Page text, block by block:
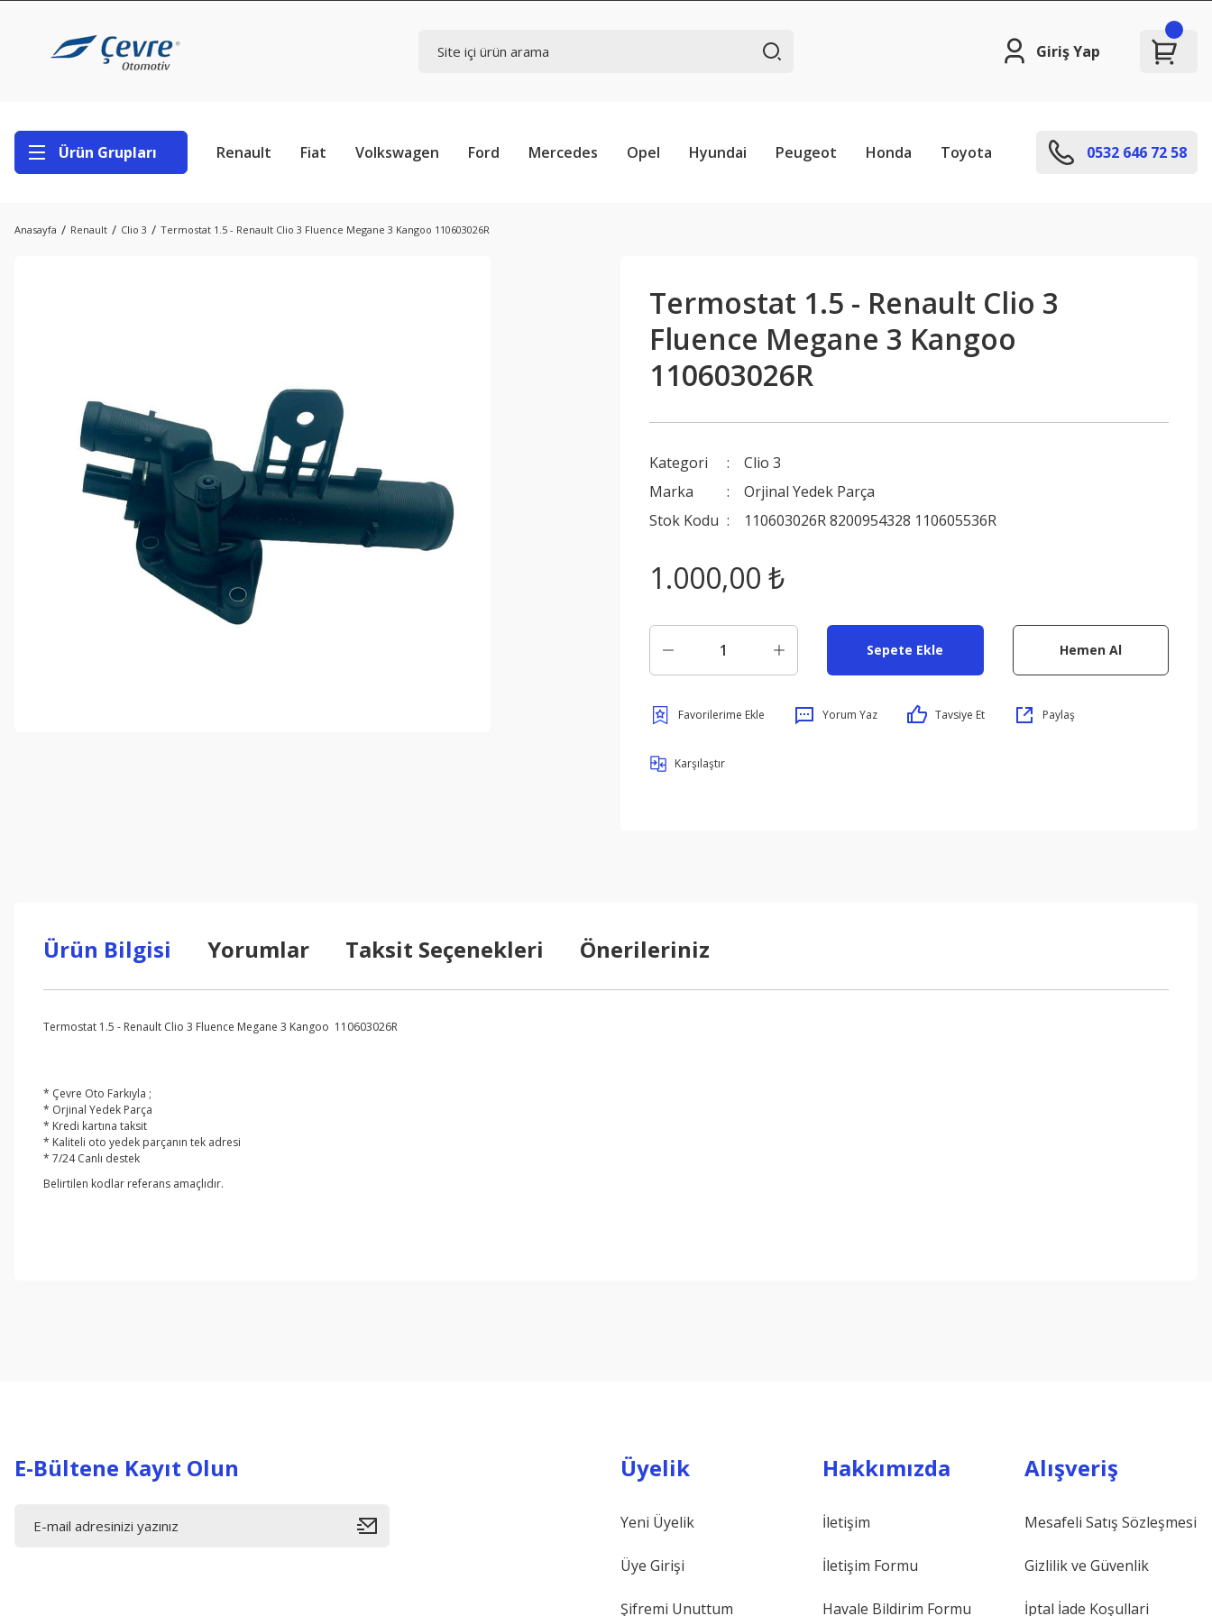
Giriş Yap
Ürün Grupları Renault Fiat Volkswagen Ford Mercedes Opel Hyundai Peugeot Honda Toyota 0532 646 72 58
Anasayfa Renault Clio 3 Termostat 1.5 - Renault Clio 3 Fluence Megane 3 Kangoo 110603026R
Termostat 1.5 - Renault Clio 3
Fluence Megane 3 Kangoo
110603026R
Kategori
Clio 3
Marka
Orjinal Yedek Parça
Stok Kodu
110603026R 8200954328 110605536R
1.000,00 ₺
Sepete Ekle Hemen Al
Yorum Yaz Tavsiye Et Paylaş
Karşılaştır
Ürün Bilgisi Yorumlar Taksit Seçenekleri Önerileriniz
Termostat 1.5 - Renault Clio 3 Fluence Megane 3 Kangoo 110603026R
* Çevre Oto Farkıyla ;
* Orjinal Yedek Parça
* Kredi kartına taksit
* Kaliteli oto yedek parçanın tek adresi
* 7/24 Canlı destek
Belirtilen kodlar referans amaçlıdır.
E-Bültene Kayıt Olun Üyelik
Yeni Üyelik
Üye Girişi
Şifremi Unuttum
Hakkımızda
İletişim
İletişim Formu
Havale Bildirim Formu
Alışveriş
Mesafeli Satış Sözleşmesi
Gizlilik ve Güvenlik
İptal İade Koşullari